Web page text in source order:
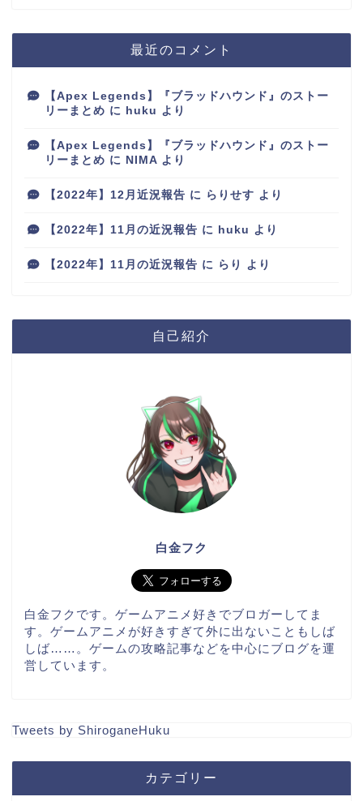
最近のコメント
【Apex Legends】『ブラッドハウンド』のストー
リーまとめ に huku より
【Apex Legends】『ブラッドハウンド』のストー
リーまとめ に NIMA より
【2022年】12月近況報告 に らりせす より
【2022年】11月の近況報告 に huku より
【2022年】11月の近況報告 に らり より
自己紹介
白金フク
白金フクです。ゲームアニメ好きでブロガーしてま
す。ゲームアニメが好きすぎて外に出ないこともしば
しば……。ゲームの攻略記事などを中心にブログを運
営しています。
Tweets by ShiroganeHuku
カテゴリー